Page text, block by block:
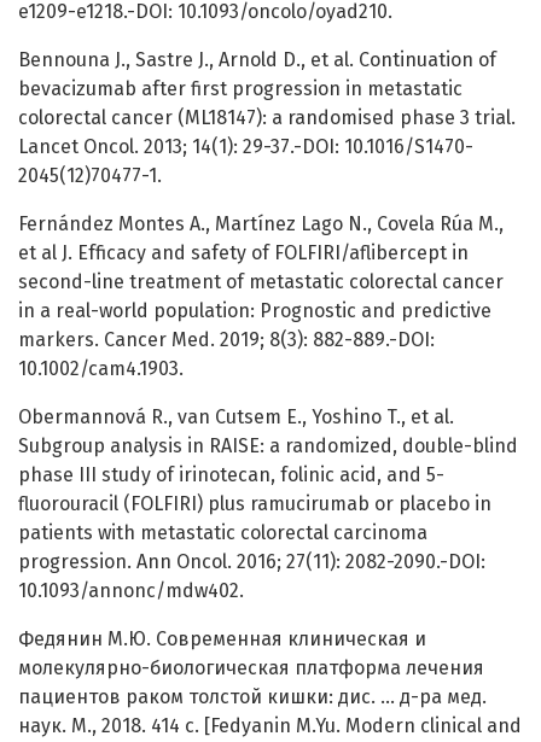
e1209-e1218.-DOI: 10.1093/oncolo/oyad210.
Bennouna J., Sastre J., Arnold D., et al. Continuation of
bevacizumab after first progression in metastatic
colorectal cancer (ML18147): a randomised phase 3 trial.
Lancet Oncol. 2013; 14(1): 29-37.-DOI: 10.1016/S1470-
2045(12)70477-1.
Fernández Montes A., Martínez Lago N., Covela Rúa M.,
et al J. Efficacy and safety of FOLFIRI/aflibercept in
second-line treatment of metastatic colorectal cancer
in a real-world population: Prognostic and predictive
markers. Cancer Med. 2019; 8(3): 882-889.-DOI:
10.1002/cam4.1903.
Obermannová R., van Cutsem E., Yoshino T., et al.
Subgroup analysis in RAISE: a randomized, double-blind
phase III study of irinotecan, folinic acid, and 5-
fluorouracil (FOLFIRI) plus ramucirumab or placebo in
patients with metastatic colorectal carcinoma
progression. Ann Oncol. 2016; 27(11): 2082-2090.-DOI:
10.1093/annonc/mdw402.
Федянин М.Ю. Современная клиническая и
молекулярно-биологическая платформа лечения
пациентов раком толстой кишки: дис. … д-ра мед.
наук. М., 2018. 414 c. [Fedyanin M.Yu. Modern clinical and